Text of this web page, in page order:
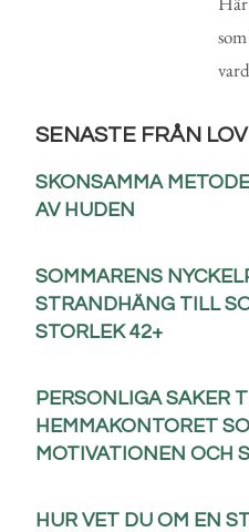
SENASTE FRÅN
SKONSAMMA
AV HUDEN
SOMMARENS
STRANDHÄNG TILL
STORLEK 42+
PERSONLIGA SAKER
HEMMAKONTORET
MOTIVATIONEN OCH
HUR VET DU OM EN